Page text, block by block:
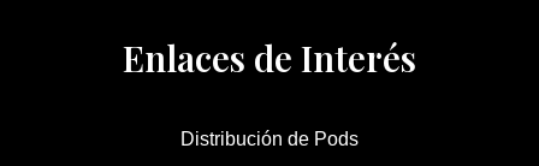
Enlaces de Interés
Distribución de Pods